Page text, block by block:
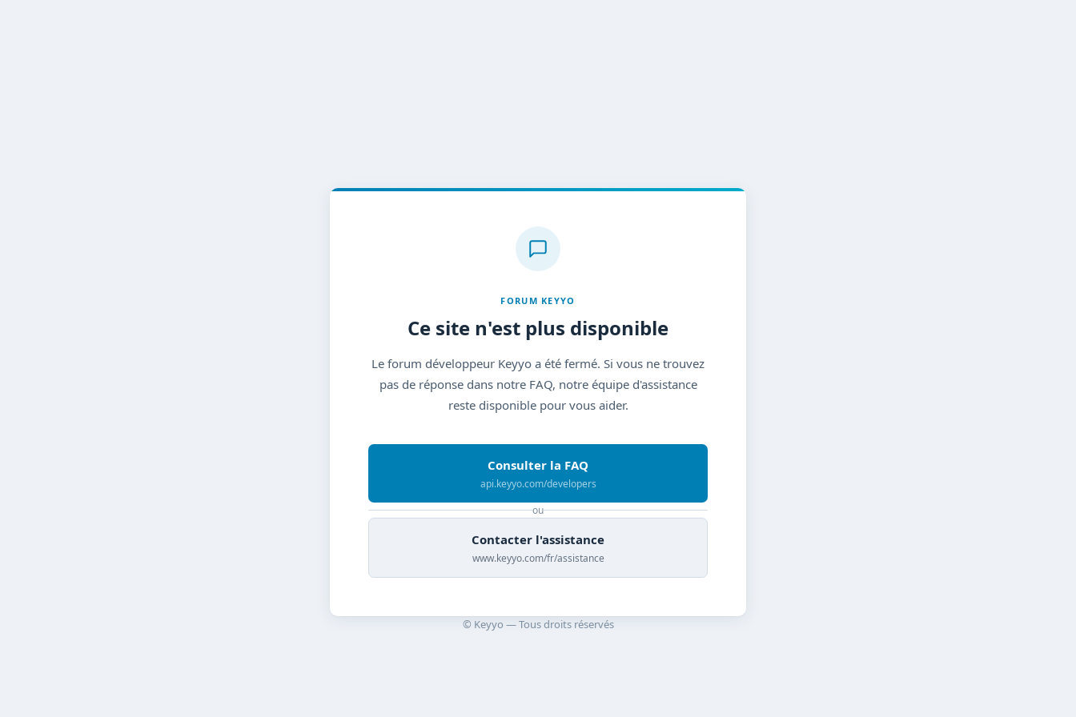
FORUM KEYYO
Ce site n'est plus disponible
Le forum développeur Keyyo a été fermé. Si vous ne trouvez
pas de réponse dans notre FAQ, notre équipe d'assistance
reste disponible pour vous aider.
Consulter la FAQ
api.keyyo.com/developers
ou
Contacter l'assistance
www.keyyo.com/fr/assistance
© Keyyo — Tous droits réservés